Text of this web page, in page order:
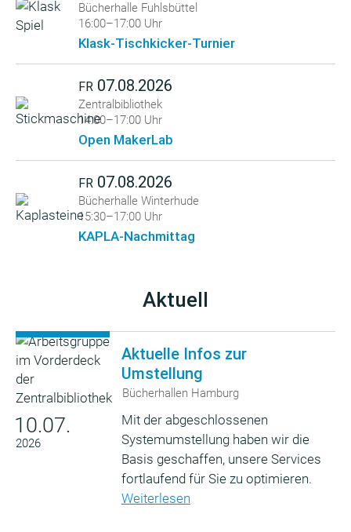
Bücherhalle Fuhlsbüttel
16:00–17:00 Uhr
Klask-Tischkicker-Turnier
FR 07.08.2026
Zentralbibliothek
14:00–17:00 Uhr
Open MakerLab
FR 07.08.2026
Bücherhalle Winterhude
15:30–17:00 Uhr
KAPLA-Nachmittag
Aktuell
10.07.
2026
Aktuelle Infos zur
Umstellung
Bücherhallen Hamburg
Mit der abgeschlossenen
Systemumstellung haben wir die
Basis geschaffen, unsere Services
fortlaufend für Sie zu optimieren.
Weiterlesen